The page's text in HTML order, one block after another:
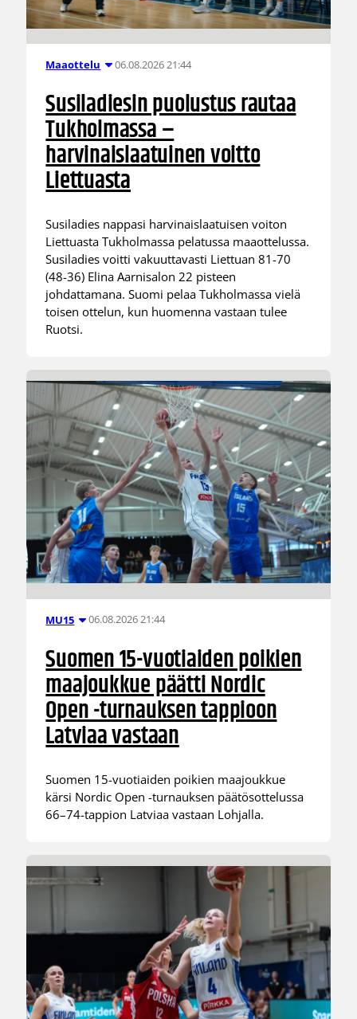
Maaottelu 06.08.2026 21:44
Susiladiesin puolustus rautaa
Tukholmassa –
harvinaislaatuinen voitto
Liettuasta
Susiladies nappasi harvinaislaatuisen voiton
Liettuasta Tukholmassa pelatussa maaottelussa.
Susiladies voitti vakuuttavasti Liettuan 81-70
(48-36) Elina Aarnisalon 22 pisteen
johdattamana. Suomi pelaa Tukholmassa vielä
toisen ottelun, kun huomenna vastaan tulee
Ruotsi.
MU15 06.08.2026 21:44
Suomen 15-vuotiaiden poikien
maajoukkue päätti Nordic
Open -turnauksen tappioon
Latviaa vastaan
Suomen 15-vuotiaiden poikien maajoukkue
kärsi Nordic Open -turnauksen päätösottelussa
66–74-tappion Latviaa vastaan Lohjalla.